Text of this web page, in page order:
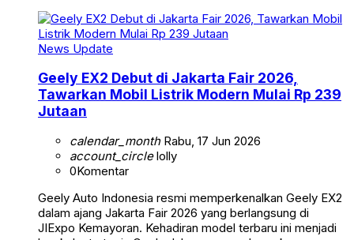
News Update
Geely EX2 Debut di Jakarta Fair 2026,
Tawarkan Mobil Listrik Modern Mulai Rp 239
Jutaan
calendar_monthRabu, 17 Jun 2026
account_circlelolly
0Komentar
Geely Auto Indonesia resmi memperkenalkan Geely EX2
dalam ajang Jakarta Fair 2026 yang berlangsung di
JIExpo Kemayoran. Kehadiran model terbaru ini menjadi